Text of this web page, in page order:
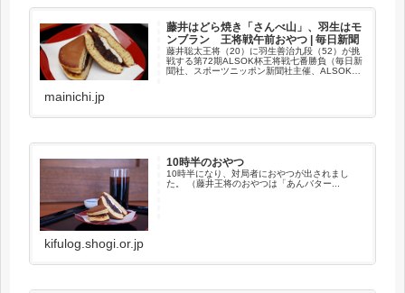
藤井はどら焼き「さんべ山」、羽生はモ
ンブラン 王将戦午前おやつ | 毎日新聞
藤井聡太王将（20）に羽生善治九段（52）が挑
戦する第72期ALSOK杯王将戦七番勝負（毎日新
聞社、スポーツニッポン新聞社主催、ALSOK特
mainichi.jp
10時半のおやつ
10時半になり、対局者におやつが出されまし
た。 （藤井王将のおやつは「あんバター...
kifulog.shogi.or.jp